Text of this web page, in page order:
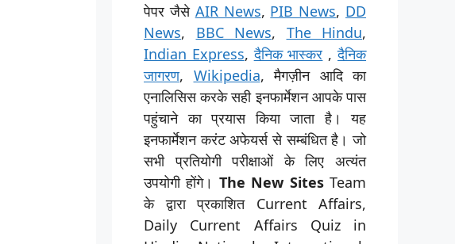
पेपर जैसे AIR News, PIB News, DD
News, BBC News, The Hindu,
Indian Express,दैनिक भास्कर ,दैनिक
जागरण, Wikipedia, मैगज़ीन आदि का
एनालिसिस करके सही इनफार्मेशन आपके पास
पहुंचाने का प्रयास किया जाता है। यह
इनफार्मेशन करंट अफेयर्स से सम्बंधित है। जो
सभी प्रतियोगी परीक्षाओं के लिए अत्यंत
उपयोगी होंगे। The New SitesTeam
के द्वारा प्रकाशित Current Affairs,
Daily Current Affairs Quiz in